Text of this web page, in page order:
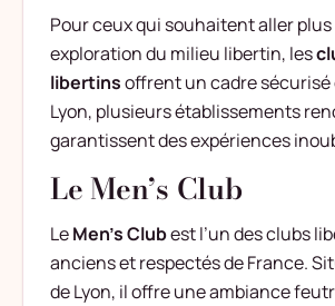
Pour ceux qui souhaitent aller
exploration du milieu libertin, les
libertinsoffrent un cadre sécurisé
Lyon, plusieurs établissements
garantissent des expériences
Le Men’s Club
LeMen’s Clubest l’un des clubs
anciens et respectés de France.
de Lyon, il offre une ambiance